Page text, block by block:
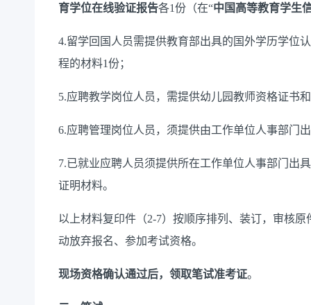
育学位在线验证报告各1份（在“中国高等教育学生
4.留学回国人员需提供教育部出具的国外学历学位
程的材料1份；
5.应聘教学岗位人员， 需提供幼儿园教师资格证书
6.应聘管理岗位人员 ，须提供由工作单位人事部门
7.已就业应聘人员须提供所在工作单位人事部门出
证明材料。
以上材料复印件 （2-7） 按顺序排列、装订，审核
动放弃报名、参加考试资格。
现场资格确认通过后，领取笔试准考证。